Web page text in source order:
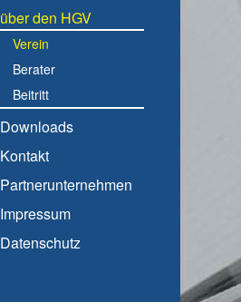
über den HGV
Verein
Berater
Beitritt
Downloads
Kontakt
Partnerunternehmen
Impressum
Datenschutz